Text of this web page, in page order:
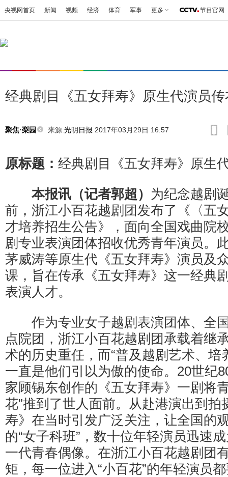
央视网首页 新闻 视频 经济 体育 军事 更多 节目官网
经典剧目《五女拜寿》原生代演员
聚焦·梨园 来源:光明日报 2017年03月29日 16:57
原标题： 经典剧目《五女拜寿》原生
本报讯（记者郭超） 为纪念越剧
前，浙江小百花越剧团发布了《〈五
才培养招生公告》，面向全国戏曲院
剧专业表演团体招收优秀青年演员。
茅威涛等原生代《五女拜寿》演员及
课，旨在传承《五女拜寿》这一经典
表演人才。
作为专业女子越剧表演团体、全
点院团，浙江小百花越剧团承载着继
术的历史重任，而“普及越剧艺术、培
一直是他们引以为傲的使命。20世纪
家顾锡东创作的《五女拜寿》一剧将
花”推到了世人面前。从赴港演出到拍
寿》在当时引发广泛关注，让全国的
的“女子科班”，数十位年轻演员迅速
一代青春偶像。在浙江小百花越剧团
矩，每一位进入“小百花”的年轻演员